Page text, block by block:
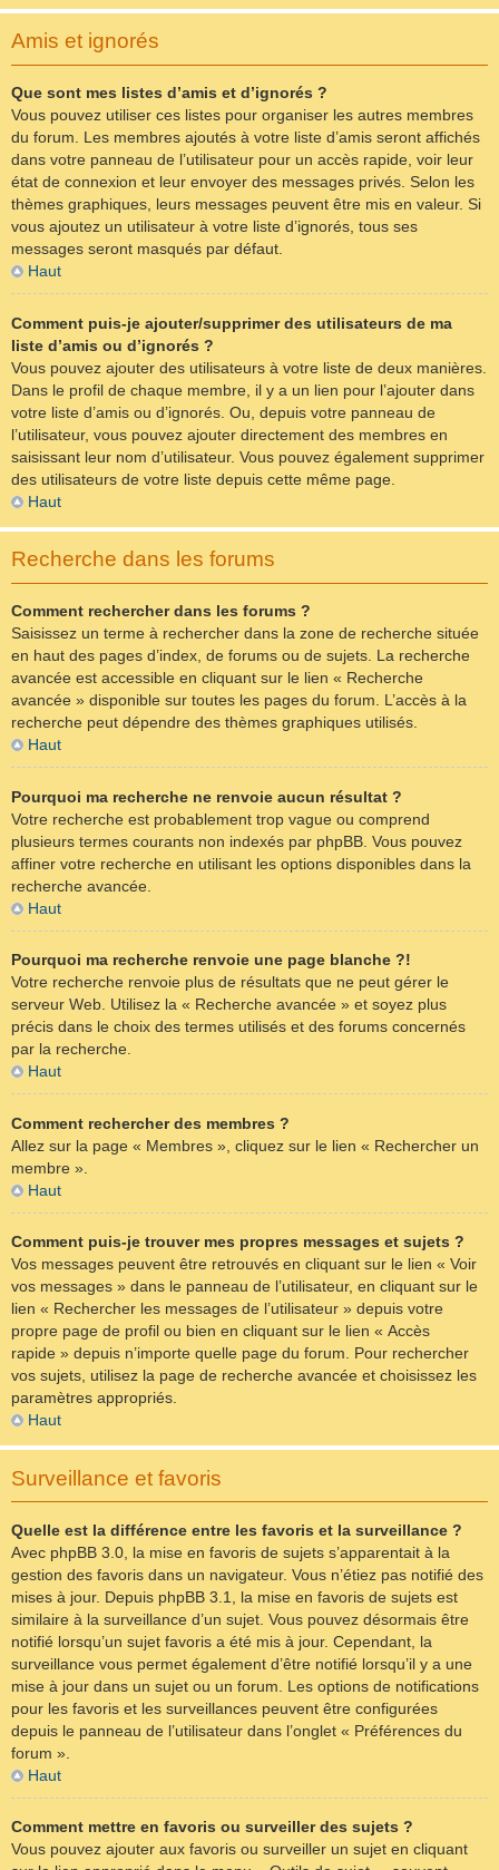
Amis et ignorés
Que sont mes listes d’amis et d’ignorés ?
Vous pouvez utiliser ces listes pour organiser les autres membres
du forum. Les membres ajoutés à votre liste d’amis seront affichés
dans votre panneau de l’utilisateur pour un accès rapide, voir leur
état de connexion et leur envoyer des messages privés. Selon les
thèmes graphiques, leurs messages peuvent être mis en valeur. Si
vous ajoutez un utilisateur à votre liste d’ignorés, tous ses
messages seront masqués par défaut.
Haut
Comment puis-je ajouter/supprimer des utilisateurs de ma
liste d’amis ou d’ignorés ?
Vous pouvez ajouter des utilisateurs à votre liste de deux manières.
Dans le profil de chaque membre, il y a un lien pour l’ajouter dans
votre liste d’amis ou d’ignorés. Ou, depuis votre panneau de
l’utilisateur, vous pouvez ajouter directement des membres en
saisissant leur nom d’utilisateur. Vous pouvez également supprimer
des utilisateurs de votre liste depuis cette même page.
Haut
Recherche dans les forums
Comment rechercher dans les forums ?
Saisissez un terme à rechercher dans la zone de recherche située
en haut des pages d’index, de forums ou de sujets. La recherche
avancée est accessible en cliquant sur le lien « Recherche
avancée » disponible sur toutes les pages du forum. L’accès à la
recherche peut dépendre des thèmes graphiques utilisés.
Haut
Pourquoi ma recherche ne renvoie aucun résultat ?
Votre recherche est probablement trop vague ou comprend
plusieurs termes courants non indexés par phpBB. Vous pouvez
affiner votre recherche en utilisant les options disponibles dans la
recherche avancée.
Haut
Pourquoi ma recherche renvoie une page blanche ?!
Votre recherche renvoie plus de résultats que ne peut gérer le
serveur Web. Utilisez la « Recherche avancée » et soyez plus
précis dans le choix des termes utilisés et des forums concernés
par la recherche.
Haut
Comment rechercher des membres ?
Allez sur la page « Membres », cliquez sur le lien « Rechercher un
membre ».
Haut
Comment puis-je trouver mes propres messages et sujets ?
Vos messages peuvent être retrouvés en cliquant sur le lien « Voir
vos messages » dans le panneau de l’utilisateur, en cliquant sur le
lien « Rechercher les messages de l’utilisateur » depuis votre
propre page de profil ou bien en cliquant sur le lien « Accès
rapide » depuis n’importe quelle page du forum. Pour rechercher
vos sujets, utilisez la page de recherche avancée et choisissez les
paramètres appropriés.
Haut
Surveillance et favoris
Quelle est la différence entre les favoris et la surveillance ?
Avec phpBB 3.0, la mise en favoris de sujets s’apparentait à la
gestion des favoris dans un navigateur. Vous n’étiez pas notifié des
mises à jour. Depuis phpBB 3.1, la mise en favoris de sujets est
similaire à la surveillance d’un sujet. Vous pouvez désormais être
notifié lorsqu’un sujet favoris a été mis à jour. Cependant, la
surveillance vous permet également d’être notifié lorsqu’il y a une
mise à jour dans un sujet ou un forum. Les options de notifications
pour les favoris et les surveillances peuvent être configurées
depuis le panneau de l’utilisateur dans l’onglet « Préférences du
forum ».
Haut
Comment mettre en favoris ou surveiller des sujets ?
Vous pouvez ajouter aux favoris ou surveiller un sujet en cliquant